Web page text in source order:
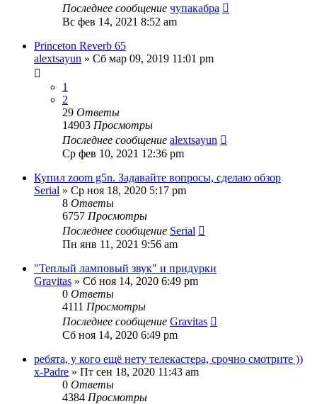
Последнее сообщение чупакабра
Вс фев 14, 2021 8:52 am
Princeton Reverb 65
alextsayun » Сб мар 09, 2019 11:01 pm
1
2
29 Ответы
14903 Просмотры
Последнее сообщение alextsayun
Ср фев 10, 2021 12:36 pm
Купил zoom g5n. Задавайте вопросы, сделаю обзор
Serial » Ср ноя 18, 2020 5:17 pm
8 Ответы
6757 Просмотры
Последнее сообщение Serial
Пн янв 11, 2021 9:56 am
"Теплый ламповый звук" и придурки
Gravitas » Сб ноя 14, 2020 6:49 pm
0 Ответы
4111 Просмотры
Последнее сообщение Gravitas
Сб ноя 14, 2020 6:49 pm
ребята, у кого ещё нету телекастера, срочно смотрите ))
x-Padre » Пт сен 18, 2020 11:43 am
0 Ответы
4384 Просмотры